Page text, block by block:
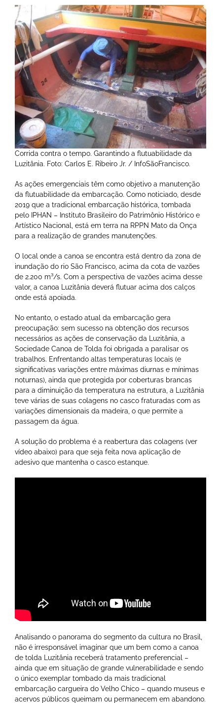
Corrida contra o tempo. Garantindo a flutuabilidade da
Luzitânia. Foto: Carlos E. Ribeiro Jr. / InfoSãoFrancisco.
As ações emergenciais têm como objetivo a manutenção
da flutuabilidade da embarcação. Como noticiado, desde
2019 que a tradicional embarcação histórica, tombada
pelo IPHAN – Instituto Brasileiro do Patrimônio Histórico e
Artístico Nacional, está em terra na RPPN Mato da Onça
para a realização de grandes manutenções.
O local onde a canoa se encontra está dentro da zona de
inundação do rio São Francisco, acima da cota de vazões
de 2.200 m³/s. Com a perspectiva de vazões acima desse
valor, a canoa Luzitânia deverá flutuar acima dos calços
onde está apoiada.
No entanto, o estado atual da embarcação gera
preocupação: sem sucesso na obtenção dos recursos
necessários as ações de conservação da Luzitânia, a
Sociedade Canoa de Tolda foi obrigada a paralisar os
trabalhos. Enfrentando altas temperaturas locais (e
significativas variações entre máximas diurnas e mínimas
noturnas), ainda que protegida por coberturas brancas
para a diminuição da temperatura na estrutura, a Luzitânia
teve várias de suas colagens no casco fraturadas com as
variações dimensionais da madeira, o que permite a
passagem da água.
A solução do problema é a reabertura das colagens (ver
vídeo abaixo) para que seja feita nova aplicação de
adesivo que mantenha o casco estanque.
Analisando o panorama do segmento da cultura no Brasil,
não é irresponsável imaginar que um bem como a canoa
de tolda Luzitânia receberá tratamento preferencial –
ainda que em situação de grande vulnerabilidade e sendo
o único exemplar tombado da mais tradicional
embarcação cargueira do Velho Chico – quando museus e
acervos públicos queimam ou permanecem em abandono.